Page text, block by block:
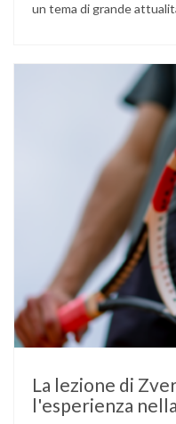
un tema di grande
glucosio lo aveva portato
La lezione di
l'esperienza